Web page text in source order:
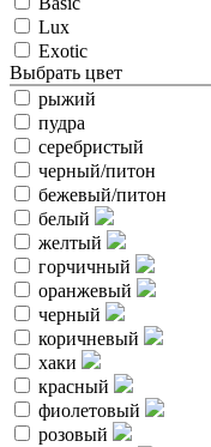
Lux
Exotic
Выбрать цвет
рыжий
пудра
серебристый
черный/питон
бежевый/питон
белый
желтый
горчичный
оранжевый
черный
коричневый
хаки
красный
фиолетовый
розовый